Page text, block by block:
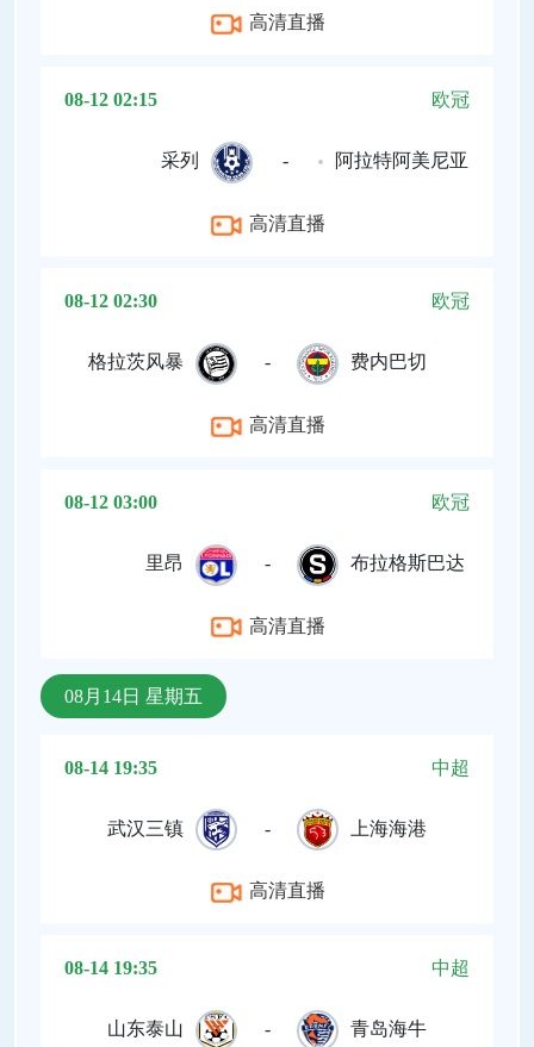
高清直播
08-12 02:15 欧冠
采列 - 阿拉特阿美尼亚
高清直播
08-12 02:30 欧冠
格拉茨风暴 - 费内巴切
高清直播
08-12 03:00 欧冠
里昂 - 布拉格斯巴达
高清直播
08月14日 星期五
08-14 19:35 中超
武汉三镇 - 上海海港
高清直播
08-14 19:35 中超
山东泰山 - 青岛海牛